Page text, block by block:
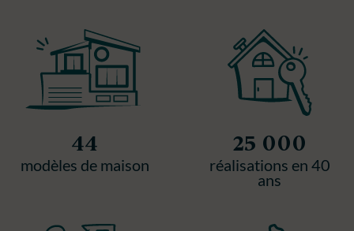
44
modèles de maison
25 000
réalisations en 40
ans